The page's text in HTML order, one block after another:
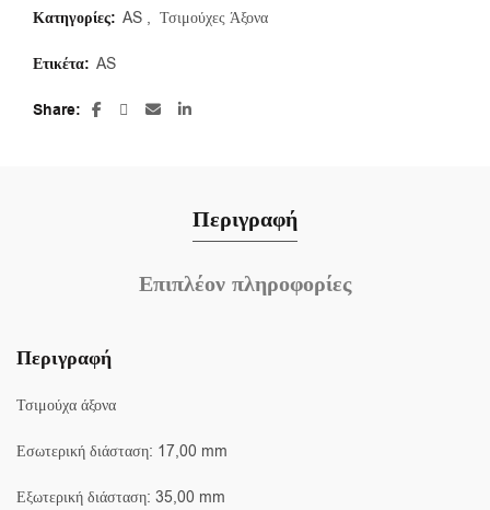
Κατηγορίες: AS , Τσιμούχες Άξονα
Ετικέτα: AS
Share
Περιγραφή
Επιπλέον πληροφορίες
Περιγραφή
Τσιμούχα άξονα
Εσωτερική διάσταση: 17,00 mm
Εξωτερική διάσταση: 35,00 mm